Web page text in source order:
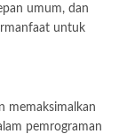
umum, dan
untuk
memaksimalkan
pemrograman